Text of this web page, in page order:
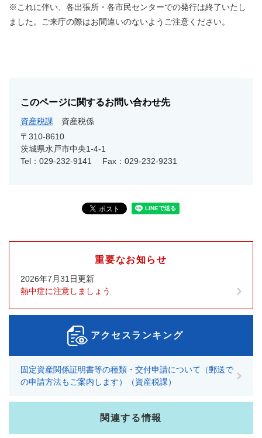
※これに伴い、各出張所・各市民センターでの発行は終了いたし
ました。ご来庁の際はお間違いのないようご注意ください。
このページに関するお問い合わせ先
資産税課
資産税係
〒310-8610
茨城県水戸市中央1-4-1
Tel：029-232-9141
Fax：029-232-9231
重要なお知らせ
2026年7月31日更新
熱中症に注意しましょう
アクセスランキング
固定資産関係証明書等の種類・交付申請について（郵送で
の申請方法もご案内します）（資産税課）
関連する情報